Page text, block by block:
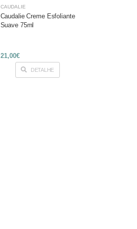
CAUDALÍE
Caudalie Creme Esfoliante
Suave 75ml
21,00€
DETALHE